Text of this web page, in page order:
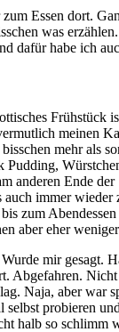
Essen dort.
was
dafür habe ich
meinen
mehr als
Pudding,
anderen Ende
immer
zum
aber eher
mir gesagt.
Abgefahren.
Naja, aber war
probieren
halb so schlimm